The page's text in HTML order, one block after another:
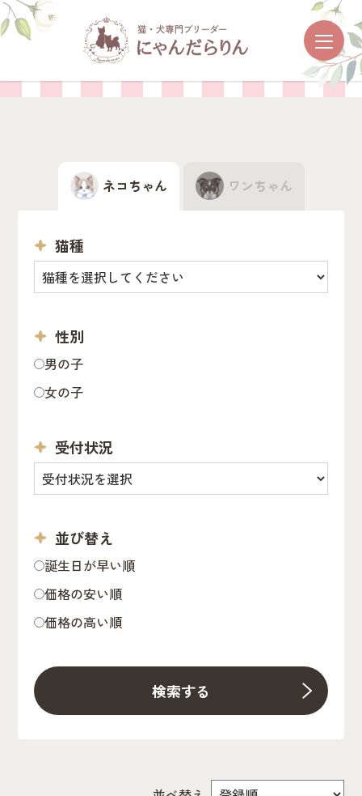
ネコちゃん・
ワンちゃんを探す
ネコちゃん ワンちゃん
猫種
性別
男の子
女の子
受付状況
並び替え
誕生日が早い順
価格の安い順
価格の高い順